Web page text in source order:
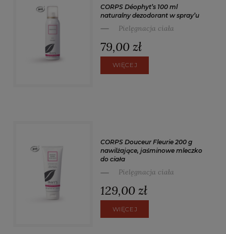
CORPS Déophyt’s 100 ml
naturalny dezodorant w spray’u
Pielęgnacja ciała
79,00 zł
WIĘCEJ
CORPS Douceur Fleurie 200 g
nawilżające, jaśminowe mleczko
do ciała
Pielęgnacja ciała
129,00 zł
WIĘCEJ